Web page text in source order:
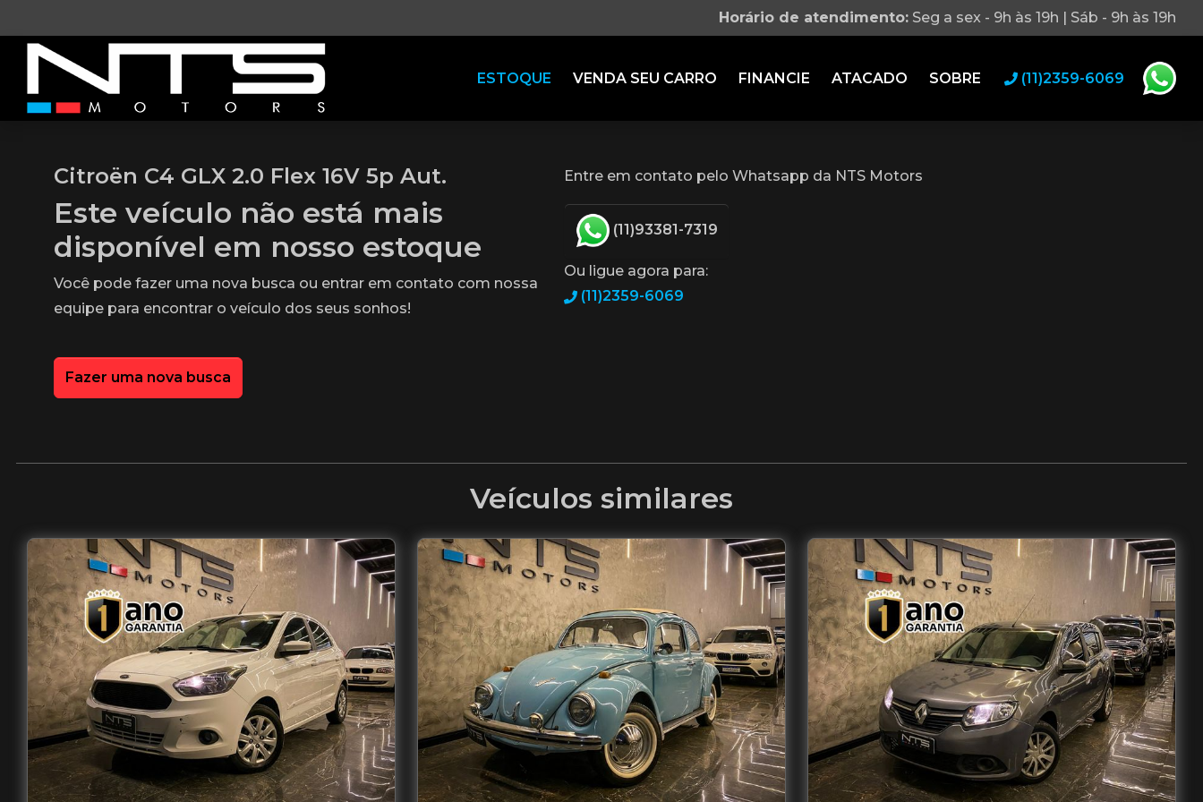
Horário de atendimento: Seg a sex - 9h às 19h | Sáb - 9h às 19h
ESTOQUE VENDA SEU CARRO FINANCIE ATACADO SOBRE (11)2359-6069
Citroën C4 GLX 2.0 Flex 16V 5p Aut.
Este veículo não está mais
disponível em nosso estoque
Você pode fazer uma nova busca ou entrar em contato com nossa
equipe para encontrar o veículo dos seus sonhos!
Fazer uma nova busca
Entre em contato pelo Whatsapp da NTS Motors
(11)93381-7319
Ou ligue agora para:
(11)2359-6069
Veículos similares